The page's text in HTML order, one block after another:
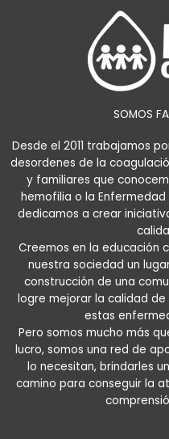
SOMOS
Desde el 2011 trabajamos
desordenes de la
y familiares que
hemofilia o la Enfermedad
dedicamos a crear
Creemos en la educación
nuestra sociedad un
construcción de una
logre mejorar la calidad
estas
Pero somos mucho más
lucro, somos una red de
lo necesitan, brindarles
camino para conseguir la